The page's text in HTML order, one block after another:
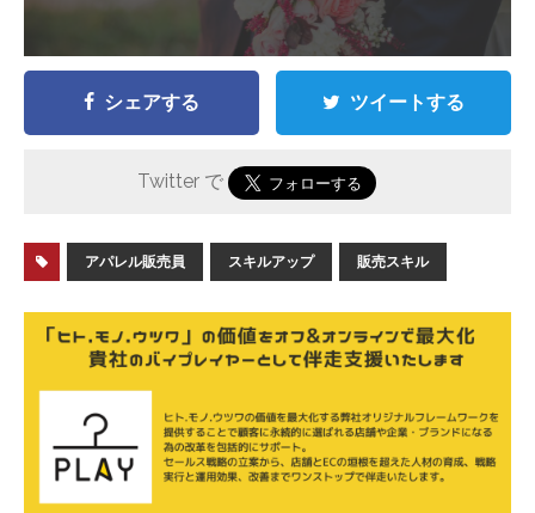
シェアする ツイートする
Twitter で
アパレル販売員 スキルアップ 販売スキル